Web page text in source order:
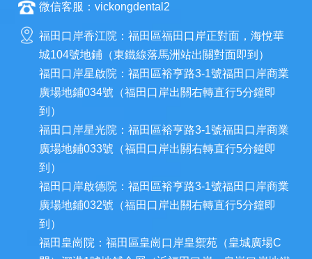
微信客服：vickongdental2
福田口岸香江院：福田區福田口岸正對面，海悅華
城104號地鋪（東鐵線落馬洲站出關對面即到）
福田口岸星啟院：福田區裕亨路3-1號福田口岸商業
廣場地鋪034號（福田口岸出關右轉直行5分鐘即
到）
福田口岸星光院：福田區裕亨路3-1號福田口岸商業
廣場地鋪033號（福田口岸出關右轉直行5分鐘即
到）
福田口岸啟德院：福田區裕亨路3-1號福田口岸商業
廣場地鋪032號（福田口岸出關右轉直行5分鐘即
到）
福田皇崗院：福田區皇崗口岸皇禦苑（皇城廣場C